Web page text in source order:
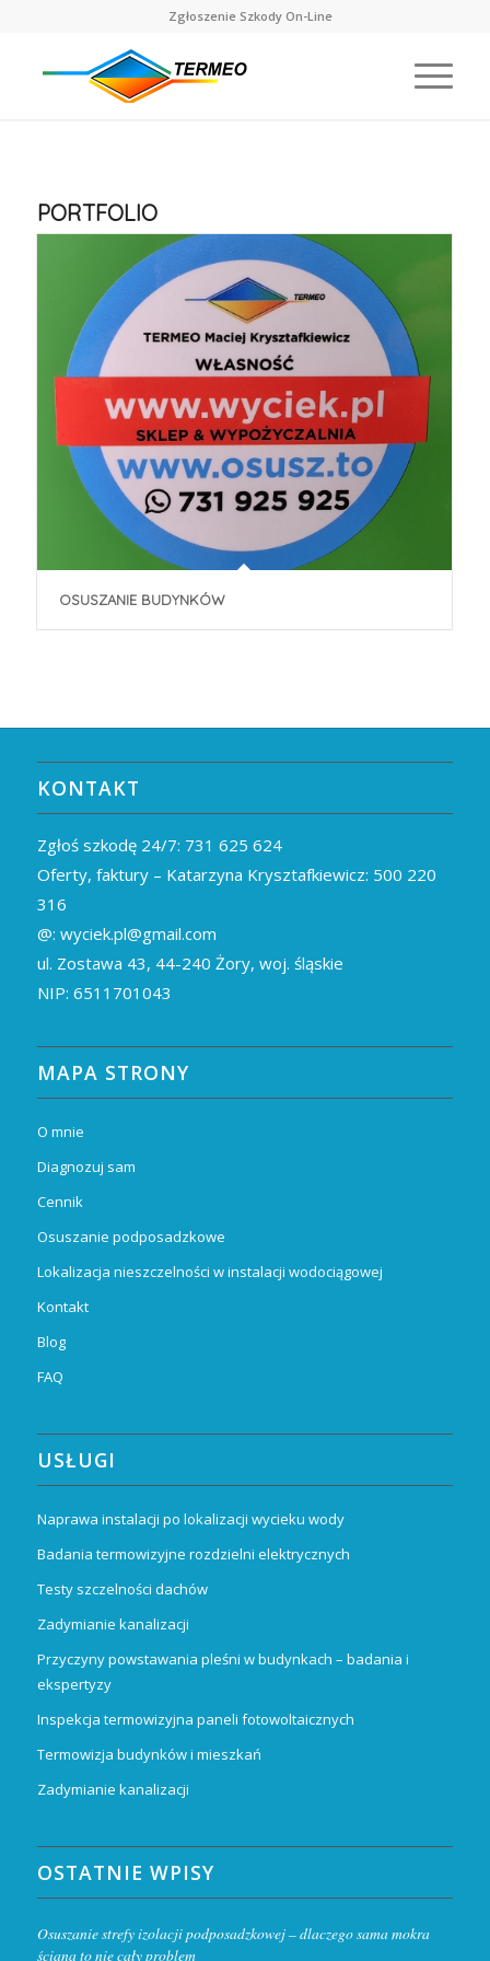
Zgłoszenie Szkody On-Line
PORTFOLIO
OSUSZANIE BUDYNKÓW
KONTAKT
Zgłoś szkodę 24/7: 731 625 624
Oferty, faktury – Katarzyna Krysztafkiewicz: 500 220
316
@: wyciek.pl@gmail.com
ul. Zostawa 43, 44-240 Żory, woj. śląskie
NIP: 6511701043
MAPA STRONY
O mnie
Diagnozuj sam
Cennik
Osuszanie podposadzkowe
Lokalizacja nieszczelności w instalacji wodociągowej
Kontakt
Blog
FAQ
USŁUGI
Naprawa instalacji po lokalizacji wycieku wody
Badania termowizyjne rozdzielni elektrycznych
Testy szczelności dachów
Zadymianie kanalizacji
Przyczyny powstawania pleśni w budynkach – badania i
ekspertyzy
Inspekcja termowizyjna paneli fotowoltaicznych
Termowizja budynków i mieszkań
Zadymianie kanalizacji
OSTATNIE WPISY
Osuszanie strefy izolacji podposadzkowej – dlaczego sama mokra
ściana to nie cały problem